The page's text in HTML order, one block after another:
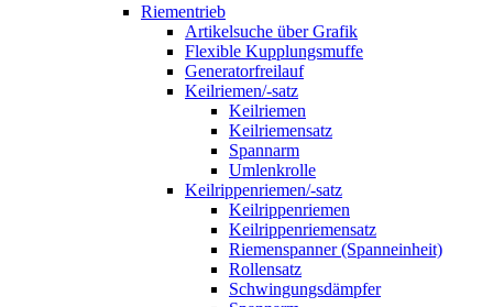
Riementrieb
Artikelsuche über Grafik
Flexible Kupplungsmuffe
Generatorfreilauf
Keilriemen/-satz
Keilriemen
Keilriemensatz
Spannarm
Umlenkrolle
Keilrippenriemen/-satz
Keilrippenriemen
Keilrippenriemensatz
Riemenspanner (Spanneinheit)
Rollensatz
Schwingungsdämpfer